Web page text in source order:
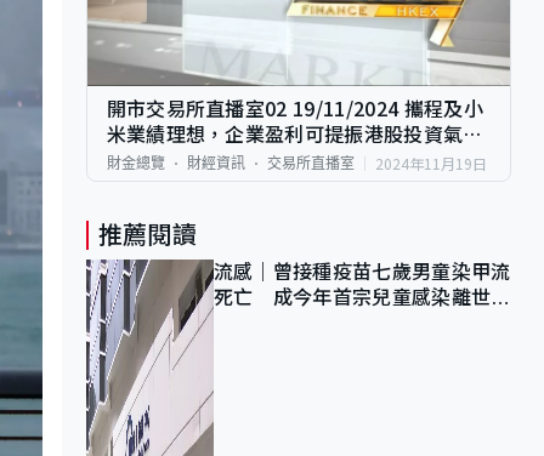
開市交易所直播室02 19/11/2024 攜程及小
米業績理想，企業盈利可提振港股投資氣
氛?
財金總覽 財經資訊 交易所直播室 2024年11月19日
推薦閱讀
流感｜曾接種疫苗七歲男童染甲流
死亡 成今年首宗兒童感染離世個